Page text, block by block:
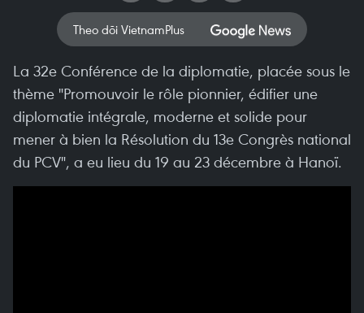
Theo dõi VietnamPlus
La 32e Conférence de la diplomatie, placée sous le
thème "Promouvoir le rôle pionnier, édifier une
diplomatie intégrale, moderne et solide pour
mener à bien la Résolution du 13e Congrès national
du PCV", a eu lieu du 19 au 23 décembre à Hanoï.